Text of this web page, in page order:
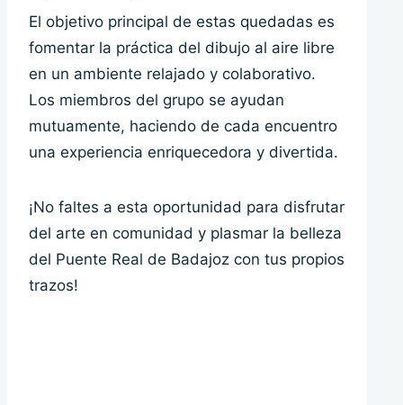
El objetivo principal de estas quedadas es
fomentar la práctica del dibujo al aire libre
en un ambiente relajado y colaborativo.
Los miembros del grupo se ayudan
mutuamente, haciendo de cada encuentro
una experiencia enriquecedora y divertida.
¡No faltes a esta oportunidad para disfrutar
del arte en comunidad y plasmar la belleza
del Puente Real de Badajoz con tus propios
trazos!